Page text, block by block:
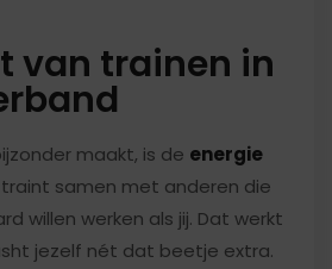
van trainen in
maakt, is de energie
traint samen met anderen die
willen werken als jij. Dat werkt
jezelf nét dat beetje extra.